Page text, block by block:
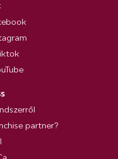
partner?